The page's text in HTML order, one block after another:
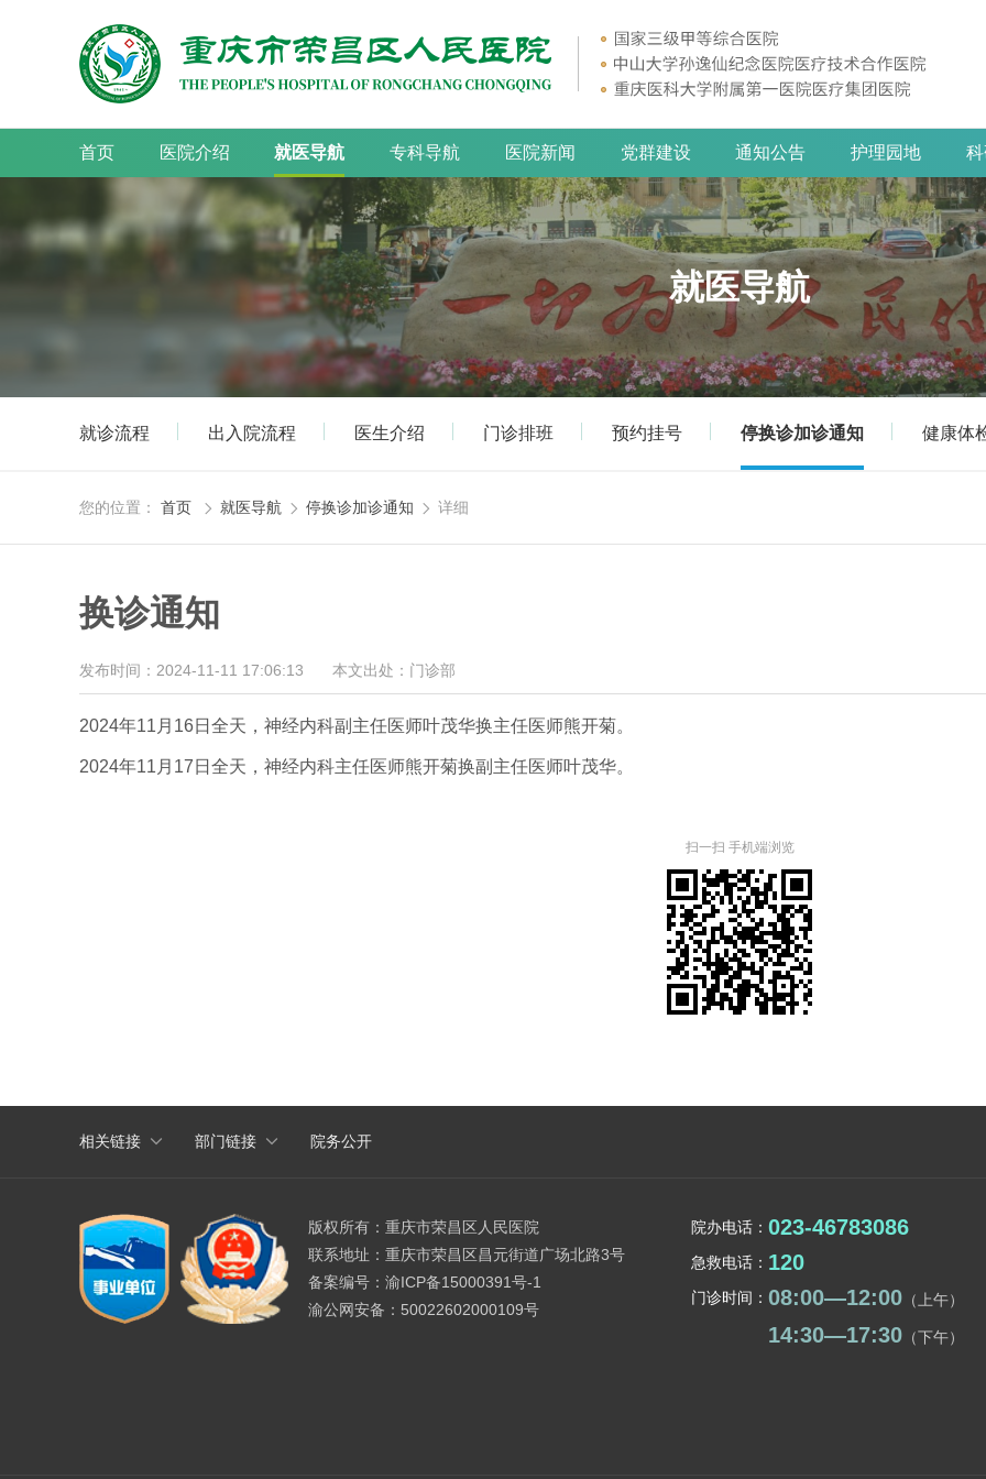
首页 医院介绍 就医导航 专科导航 医院新闻 党群建设 通知公告 护理园地
就医导航
就诊流程 出入院流程 医生介绍 门诊排班 预约挂号 停换诊加诊通知 健康体
您的位置： 首页  就医导航  停换诊加诊通知  详细
换诊通知
发布时间：2024-11-11 17:06:13 本文出处：门诊部
2024年11月16日全天，神经内科副主任医师叶茂华换主任医师熊开菊。
2024年11月17日全天，神经内科主任医师熊开菊换副主任医师叶茂华。
扫一扫 手机端浏览
相关链接 部门链接 院务公开
版权所有： 重庆市荣昌区人民医院
联系地址： 重庆市荣昌区昌元街道广场北路3号
备案编号： 渝ICP备15000391号-1
渝公网安备： 50022602000109号
院办电话： 023-46783086
急救电话： 120
门诊时间： 08:00—12:00 （上午）
14:30—17:30 （下午）